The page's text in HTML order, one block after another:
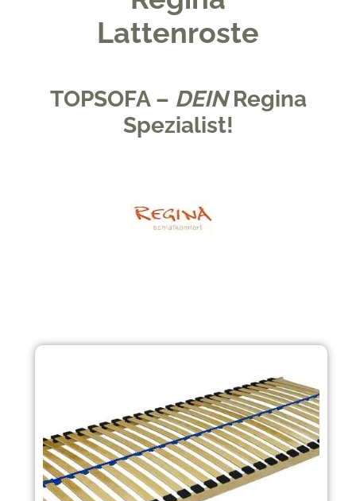
Lattenroste
TOPSOFA – DEINRegina
Spezialist!